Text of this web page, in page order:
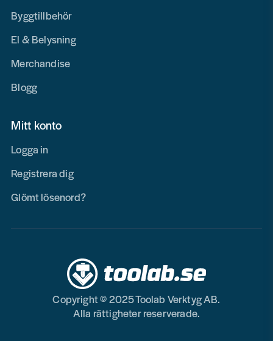
Byggtillbehör
El & Belysning
Merchandise
Blogg
Mitt konto
Logga in
Registrera dig
Glömt lösenord?
Copyright © 2025 Toolab Verktyg AB.
Alla rättigheter reserverade.